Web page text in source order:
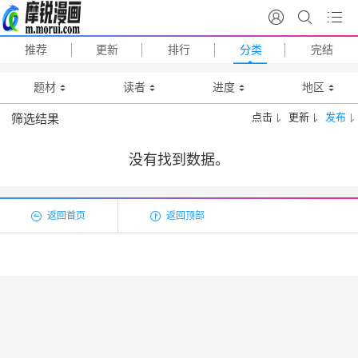
推荐 更新 排行 分类 完结
题材 读者 进度 地区
筛选结果 发布
更新
点击
没有找到数据。
返回首页 返回顶部